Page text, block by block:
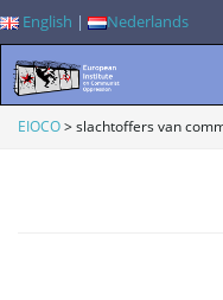
English | Nederlands
EIOCO>slachtoffers van